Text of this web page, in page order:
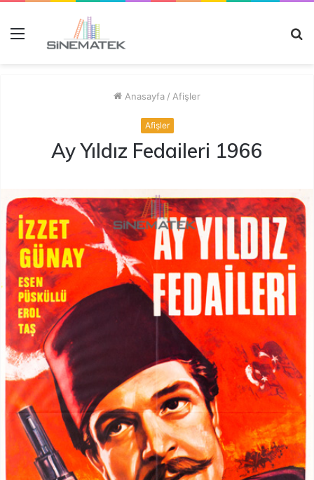
Anasayfa / Afişler
Afişler
Ay Yıldız Fedaileri 1966